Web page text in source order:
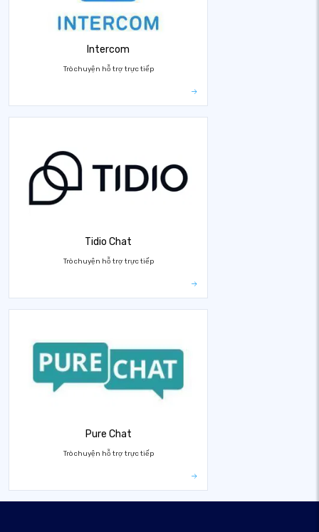
Intercom
Trò chuyện hỗ trợ trực tiếp
Tidio Chat
Trò chuyện hỗ trợ trực tiếp
Pure Chat
Trò chuyện hỗ trợ trực tiếp